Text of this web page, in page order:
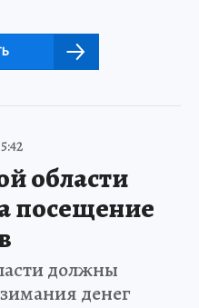
области
посещение
должны
денег